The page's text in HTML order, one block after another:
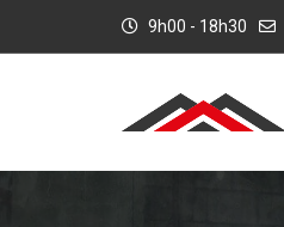
9h00 - 18h30